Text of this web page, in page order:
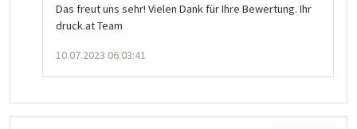
Das freut uns sehr! Vielen Dank für Ihre Bewertung. Ihr
druck.at Team
10.07.2023 06:03:41